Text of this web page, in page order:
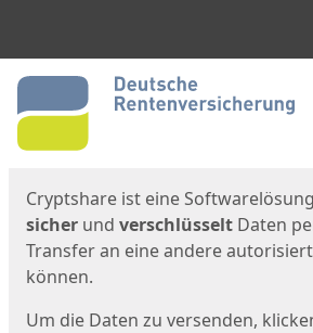
Start
Cryptshare ist eine
sicher und verschlüsselt Daten
Transfer an eine andere
können.
Um die Daten zu versenden,